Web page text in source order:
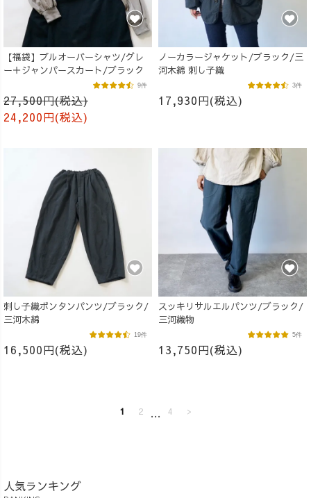
【福袋】プルオーバーシャツ/グレ
ー＋ジャンパースカート/ブラック
27,500円(税込)
24,200円(税込)
9件
ノーカラージャケット/ブラック/三
河木綿 刺し子織
17,930円(税込)
3件
刺し子織ボンタンパンツ/ブラック/
三河木綿
16,500円(税込)
19件
スッキリサルエルパンツ/ブラック/
三河織物
13,750円(税込)
5件
1 2 … 4 >
人気ランキング